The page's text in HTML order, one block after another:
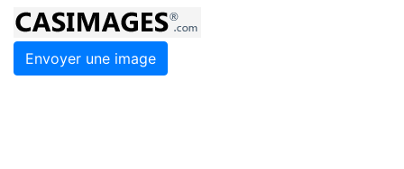
Envoyer une image